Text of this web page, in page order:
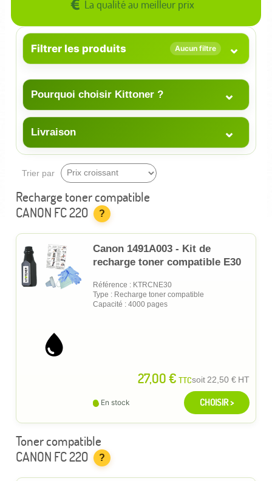
La qualité au meilleur prix
Filtrer les produits Aucun filtre ⌄
Pourquoi choisir Kittoner ? ⌄
Livraison ⌄
Trier par
Recharge toner compatible
CANON FC 220
?
Canon 1491A003 - Kit de
recharge toner compatible E30
Référence : KTRCNE30
Type : Recharge toner compatible
Capacité : 4000 pages
27,00 € TTCsoit22,50 € HT
En stock CHOISIR >
Toner compatible
CANON FC 220
?